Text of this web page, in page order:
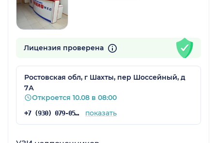
Лицензия проверена
Ростовская обл, г Шахты, пер Шоссейный, д
7А
Откроется 10.08 в 08:00
+7 (930) 079-05-86 показать